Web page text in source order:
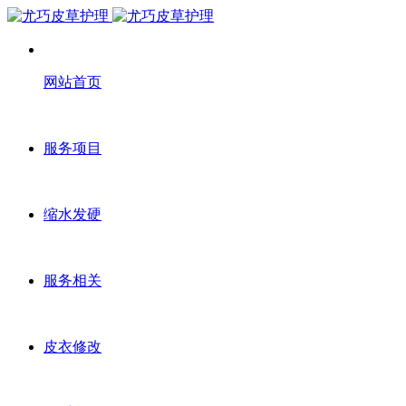
网站首页
服务项目
缩水发硬
服务相关
皮衣修改